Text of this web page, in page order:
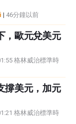
| 46分鐘以前
，歐元兌美元
格林威治標準時
撐美元，加元
格林威治標準時